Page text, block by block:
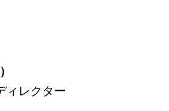
ィレクター